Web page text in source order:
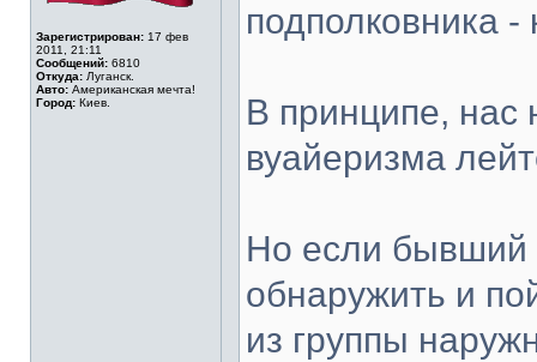
Зарегистрирован: 17 фев
2011, 21:11
Сообщений: 6810
Откуда: Луганск.
Авто: Американская мечта!
Город: Киев.
подполковника
В принципе, нас
вуайеризма
Но если бывший
обнаружить и
из группы